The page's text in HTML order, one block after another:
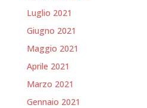
Luglio 2021
Giugno 2021
Maggio 2021
Aprile 2021
Marzo 2021
Gennaio 2021